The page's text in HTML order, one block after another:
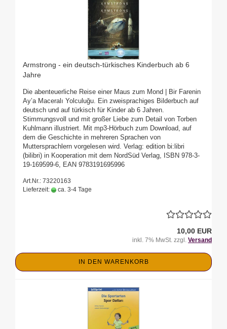
Armstrong - ein deutsch-türkisches Kinderbuch ab 6
Jahre
Die abenteuerliche Reise einer Maus zum Mond | Bir Farenin
Ay’a Maceralı Yolculuğu. Ein zweisprachiges Bilderbuch auf
deutsch und auf türkisch für Kinder ab 6 Jahren.
Stimmungsvoll und mit großer Liebe zum Detail von Torben
Kuhlmann illustriert. Mit mp3-Hörbuch zum Download, auf
dem die Geschichte in mehreren Sprachen von
Muttersprachlern vorgelesen wird. Verlag: edition bi:libri
(bilibri) in Kooperation mit dem NordSüd Verlag, ISBN 978-3-
19-169599-6, EAN 9783191695996
Art.Nr.: 73220163
Lieferzeit:
ca. 3-4 Tage
10,00 EUR
inkl. 7% MwSt. zzgl. Versand
IN DEN WARENKORB